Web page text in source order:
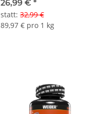
26,99 € *
statt: 32,99 €
89,97 € pro 1 kg